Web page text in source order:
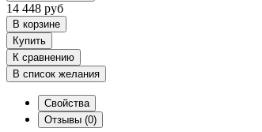
14 448 руб
В корзине
Купить
К сравнению
В список желания
Свойства
Отзывы (0)